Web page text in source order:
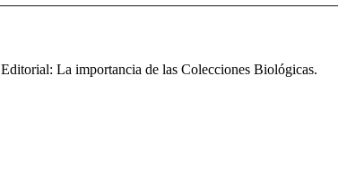
Editorial: La importancia de las Colecciones Biológicas.